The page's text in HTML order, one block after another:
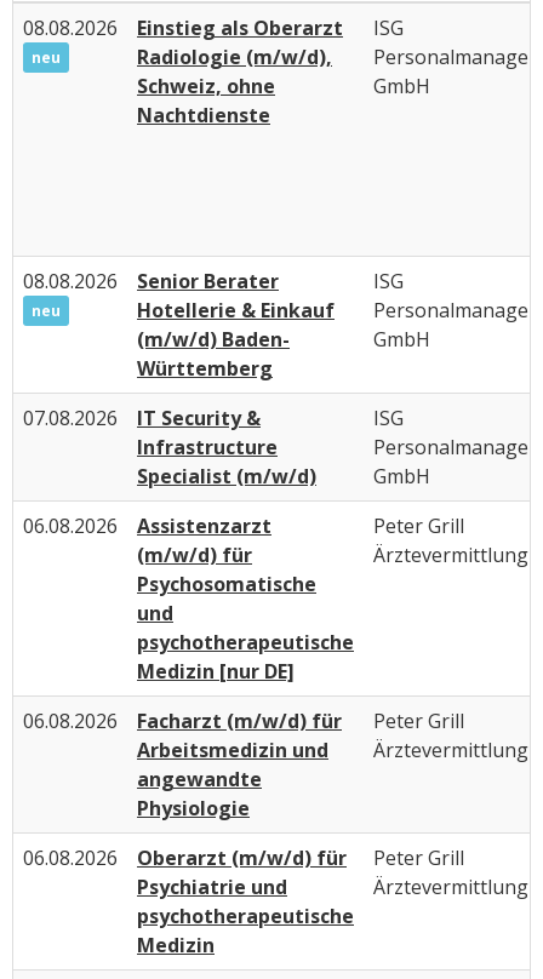
08.08.2026
neu
Einstieg als Oberarzt
Radiologie (m/w/d),
Schweiz, ohne
Nachtdienste
ISG
GmbH
08.08.2026
neu
Senior Berater
Hotellerie & Einkauf
(m/w/d) Baden-
Württemberg
ISG
GmbH
07.08.2026
IT Security &
Infrastructure
Specialist (m/w/d)
ISG
GmbH
06.08.2026
Assistenzarzt
(m/w/d) für
Psychosomatische
und
psychotherapeutische
Medizin [nur DE]
Peter Grill
Ärztevermittlung
06.08.2026
Facharzt (m/w/d) für
Arbeitsmedizin und
angewandte
Physiologie
Peter Grill
Ärztevermittlung
06.08.2026
Oberarzt (m/w/d) für
Psychiatrie und
psychotherapeutische
Medizin
Peter Grill
Ärztevermittlung